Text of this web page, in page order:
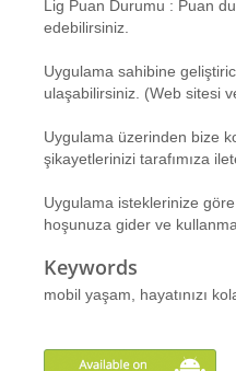
Lig Puan Durumu : Puan
edebilirsiniz.
Uygulama sahibine
ulaşabilirsiniz. (Web sitesi
Uygulama üzerinden bize
şikayetlerinizi tarafımıza
Uygulama isteklerinize
hoşunuza gider ve
Keywords
mobil yaşam, hayatınızı